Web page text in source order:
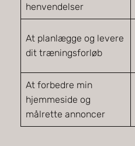
henvendelser
At planlægge og levere
dit træningsforløb
At forbedre min
hjemmeside og
målrette annoncer